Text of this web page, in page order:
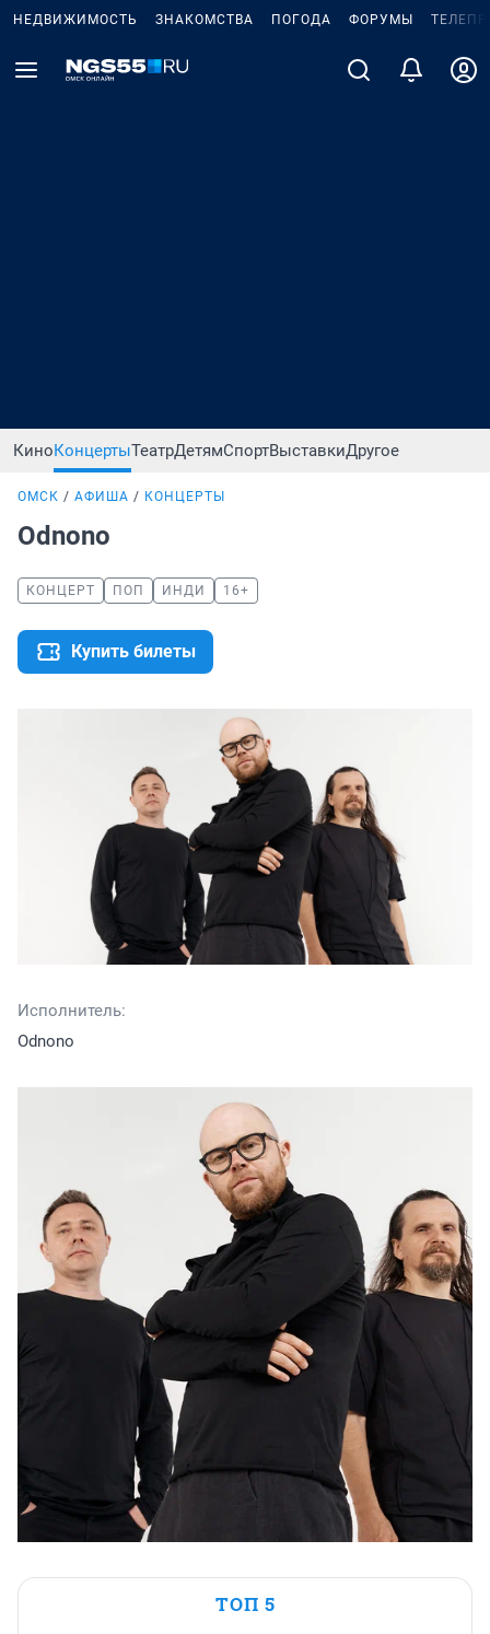
НЕДВИЖИМОСТЬ ЗНАКОМСТВА ПОГОДА ФОРУМЫ
КиноКонцертыТеатрДетямСпортВыставкиДругое
ОМСК АФИША КОНЦЕРТЫ
Odnono
КОНЦЕРТ ПОП ИНДИ 16+
Купить билеты
Исполнитель:
Odnono
ТОП 5